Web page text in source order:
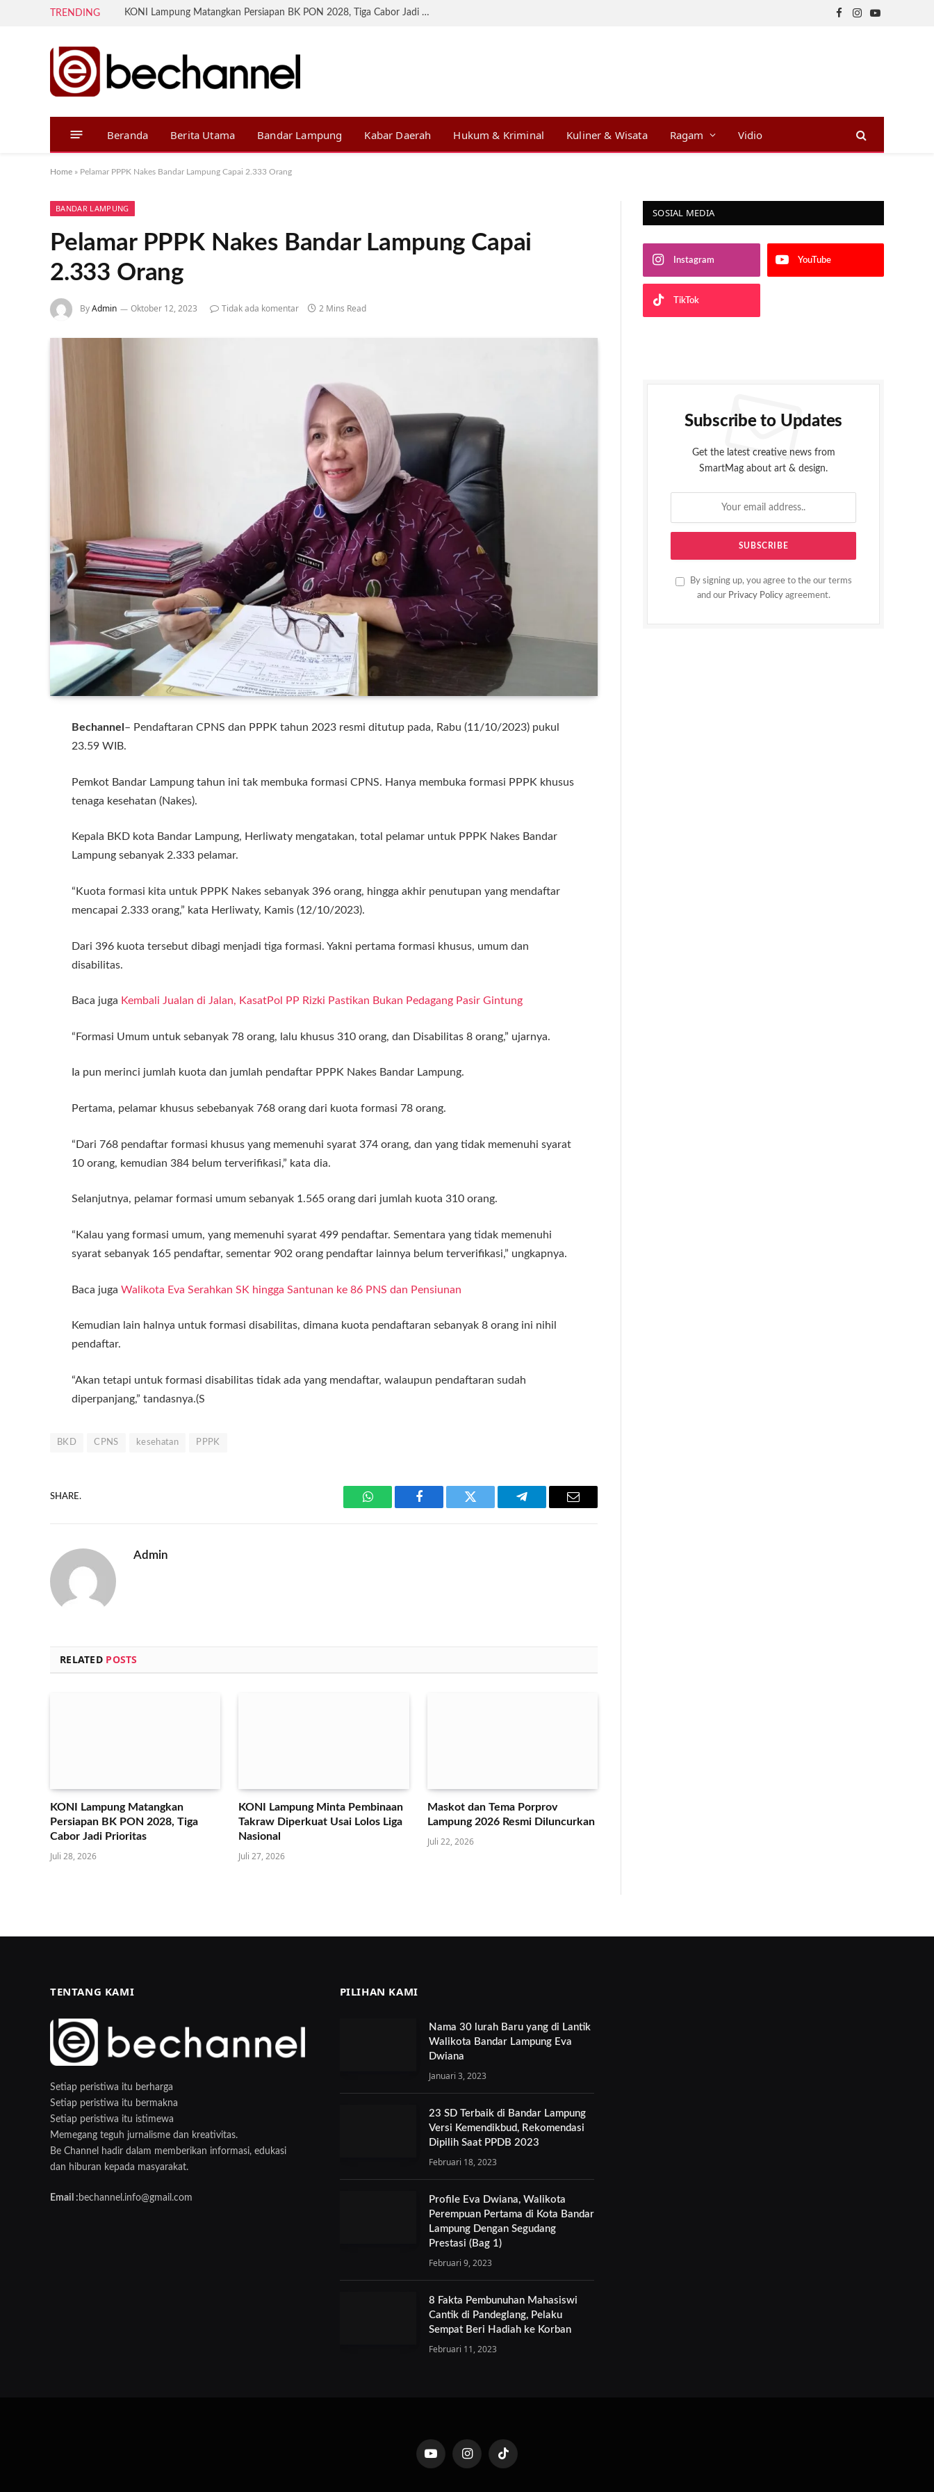
TRENDING KONI Lampung Matangkan Persiapan BK PON 2028, Tiga Cabor Jadi Prioritas
Facebook
Instagram
YouTube
Beranda Berita Utama Bandar Lampung Kabar Daerah Hukum & Kriminal Kuliner & Wisata Ragam Vidio
Home » Pelamar PPPK Nakes Bandar Lampung Capai 2.333 Orang
BANDAR LAMPUNG
Pelamar PPPK Nakes Bandar Lampung Capai
2.333 Orang
ByAdmin Oktober 12, 2023 Tidak ada komentar 2 Mins Read
Bechannel – Pendaftaran CPNS dan PPPK tahun 2023 resmi ditutup pada, Rabu (11/10/2023) pukul
23.59 WIB.
Pemkot Bandar Lampung tahun ini tak membuka formasi CPNS. Hanya membuka formasi PPPK khusus
tenaga kesehatan (Nakes).
Kepala BKD kota Bandar Lampung, Herliwaty mengatakan, total pelamar untuk PPPK Nakes Bandar
Lampung sebanyak 2.333 pelamar.
“Kuota formasi kita untuk PPPK Nakes sebanyak 396 orang, hingga akhir penutupan yang mendaftar
mencapai 2.333 orang,” kata Herliwaty, Kamis (12/10/2023).
Dari 396 kuota tersebut dibagi menjadi tiga formasi. Yakni pertama formasi khusus, umum dan
disabilitas.
Baca juga Kembali Jualan di Jalan, KasatPol PP Rizki Pastikan Bukan Pedagang Pasir Gintung
“Formasi Umum untuk sebanyak 78 orang, lalu khusus 310 orang, dan Disabilitas 8 orang,” ujarnya.
Ia pun merinci jumlah kuota dan jumlah pendaftar PPPK Nakes Bandar Lampung.
Pertama, pelamar khusus sebebanyak 768 orang dari kuota formasi 78 orang.
“Dari 768 pendaftar formasi khusus yang memenuhi syarat 374 orang, dan yang tidak memenuhi syarat
10 orang, kemudian 384 belum terverifikasi,” kata dia.
Selanjutnya, pelamar formasi umum sebanyak 1.565 orang dari jumlah kuota 310 orang.
“Kalau yang formasi umum, yang memenuhi syarat 499 pendaftar. Sementara yang tidak memenuhi
syarat sebanyak 165 pendaftar, sementar 902 orang pendaftar lainnya belum terverifikasi,” ungkapnya.
Baca juga Walikota Eva Serahkan SK hingga Santunan ke 86 PNS dan Pensiunan
Kemudian lain halnya untuk formasi disabilitas, dimana kuota pendaftaran sebanyak 8 orang ini nihil
pendaftar.
“Akan tetapi untuk formasi disabilitas tidak ada yang mendaftar, walaupun pendaftaran sudah
diperpanjang,” tandasnya.(S
BKD CPNS kesehatan PPPK
SHARE.
WhatsAppFacebook Twitter Telegram Email
Admin
RELATED POSTS
KONI Lampung Matangkan
Persiapan BK PON 2028, Tiga
Cabor Jadi Prioritas
Juli 28, 2026
KONI Lampung Minta Pembinaan
Takraw Diperkuat Usai Lolos Liga
Nasional
Juli 27, 2026
Maskot dan Tema Porprov
Lampung 2026 Resmi Diluncurkan
Juli 22, 2026
SOSIAL MEDIA
Instagram YouTube
TikTok
Subscribe to Updates
Get the latest creative news from
SmartMag about art & design.
By signing up, you agree to the our terms
and our Privacy Policyagreement.
TENTANG KAMI
Setiap peristiwa itu berharga
Setiap peristiwa itu bermakna
Setiap peristiwa itu istimewa
Memegang teguh jurnalisme dan kreativitas.
Be Channel hadir dalam memberikan informasi, edukasi
dan hiburan kepada masyarakat.
Email : bechannel.info@gmail.com
PILIHAN KAMI
Nama 30 lurah Baru yang di Lantik
Walikota Bandar Lampung Eva
Dwiana
Januari 3, 2023
23 SD Terbaik di Bandar Lampung
Versi Kemendikbud, Rekomendasi
Dipilih Saat PPDB 2023
Februari 18, 2023
Profile Eva Dwiana, Walikota
Perempuan Pertama di Kota Bandar
Lampung Dengan Segudang
Prestasi (Bag 1)
Februari 9, 2023
8 Fakta Pembunuhan Mahasiswi
Cantik di Pandeglang, Pelaku
Sempat Beri Hadiah ke Korban
Februari 11, 2023
YouTube InstagramTikTok